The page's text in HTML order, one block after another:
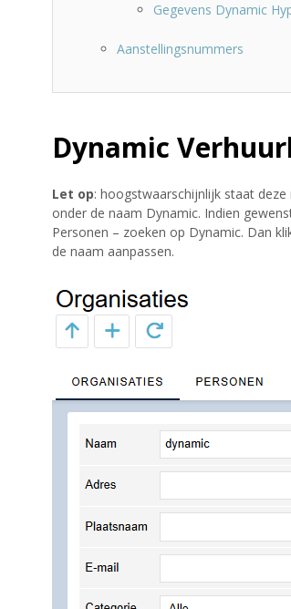
Gegevens Dynamic
Aanstellingsnummers
Dynamic
Let op: hoogstwaarschijnlijk staat
onder de naam Dynamic. Indien
Personen – zoeken op Dynamic. Dan
de naam aanpassen.